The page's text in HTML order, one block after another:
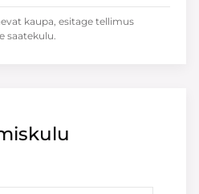
kaupa, esitage tellimus
saatekulu.